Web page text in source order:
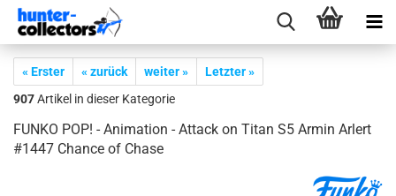
« Erster « zurück weiter »
Letzter »
907Artikel in dieser Kategorie
FUNKO POP! - Ani­ma­ti­on - At­tack on Titan S5 Armin Ar­lert
#1447 Chan­ce of Chase